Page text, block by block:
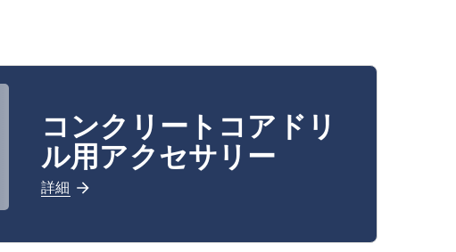
コンクリートコアドリ
ル用アクセサリー
詳細